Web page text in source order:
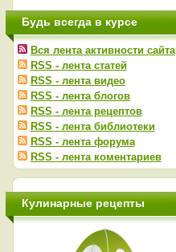
Будь всегда в курсе
Вся лента активности сайта
RSS - лента статей
RSS - лента видео
RSS - лента блогов
RSS - лента рецептов
RSS - лента библиотеки
RSS - лента форума
RSS - лента коментариев
Кулинарные рецепты